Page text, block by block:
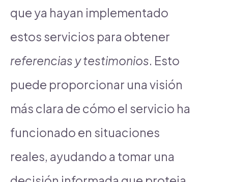
que ya hayan implementado
estos servicios para obtener
referencias y testimonios. Esto
puede proporcionar una visión
más clara de cómo el servicio ha
funcionado en situaciones
reales, ayudando a tomar una